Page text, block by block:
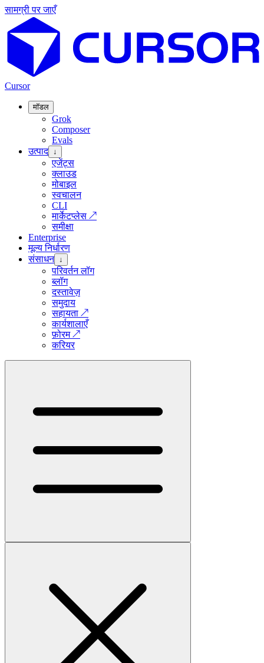
सामग्री पर जाएँ
Cursor
मॉडल
Grok
Composer
Evals
उत्पाद ↓
एजेंट्स
क्लाउड
मोबाइल
स्वचालन
CLI
मार्केटप्लेस ↗
समीक्षा
Enterprise
मूल्य निर्धारण
संसाधन ↓
परिवर्तन लॉग
ब्लॉग
दस्तावेज़
समुदाय
सहायता ↗
कार्यशालाएँ
फ़ोरम↗
करियर